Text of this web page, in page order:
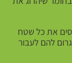
את כל שטח
להם לעבור